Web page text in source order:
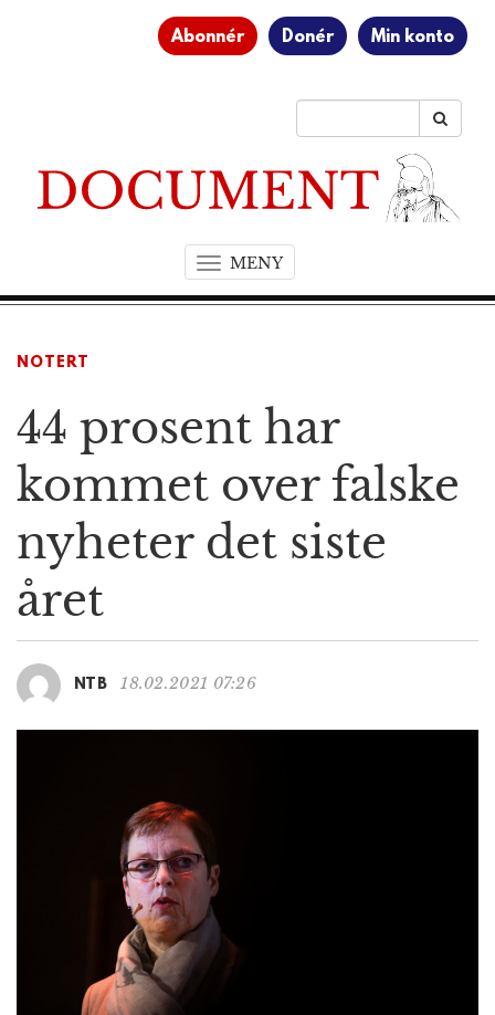
Abonnér Donér Min konto
MENYT
o
a
i
NOTERT
44 prosent har
kommet over falske
nyheter det siste
året
NTB 18.02.2021 07:26